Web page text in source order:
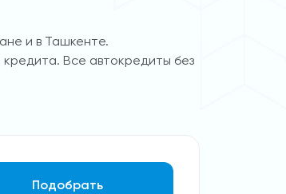
и в Ташкенте.
кредита. Все автокредиты без
Подобрать